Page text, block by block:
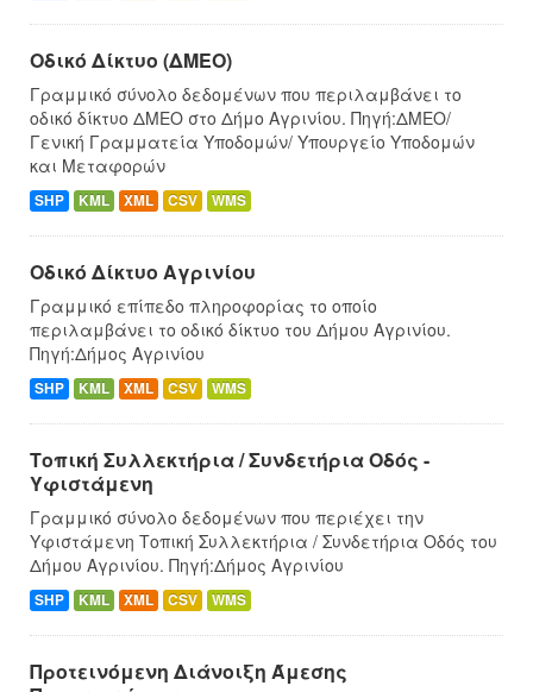
Οδικό Δίκτυο (ΔΜΕΟ)
Γραμμικό σύνολο δεδομένων που περιλαμβάνει το
οδικό δίκτυο ΔΜΕΟ στο Δήμο Αγρινίου. Πηγή:ΔΜΕΟ/
Γενική Γραμματεία Υποδομών/ Υπουργείο Υποδομών
και Μεταφορών
SHP KML XML CSV WMS
Οδικό Δίκτυο Αγρινίου
Γραμμικό επίπεδο πληροφορίας το οποίο
περιλαμβάνει το οδικό δίκτυο του Δήμου Αγρινίου.
Πηγή:Δήμος Αγρινίου
SHP KML XML CSV WMS
Τοπική Συλλεκτήρια / Συνδετήρια Οδός -
Υφιστάμενη
Γραμμικό σύνολο δεδομένων που περιέχει την
Υφιστάμενη Τοπική Συλλεκτήρια / Συνδετήρια Οδός του
Δήμου Αγρινίου. Πηγή:Δήμος Αγρινίου
SHP KML XML CSV WMS
Προτεινόμενη Διάνοιξη Άμεσης